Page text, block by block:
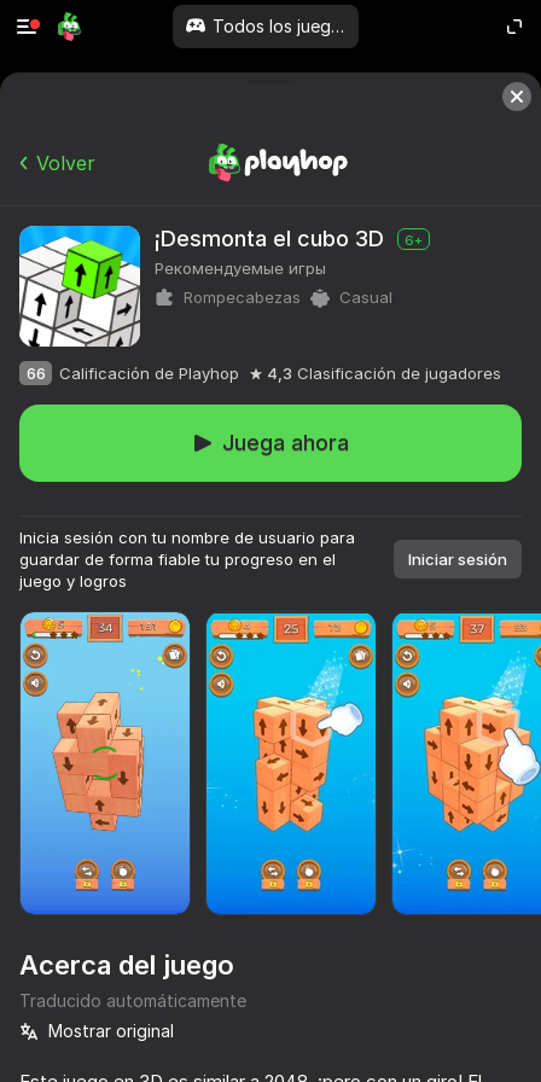
Todos los juegos
89
75
Cargando
Volver
¡Desmonta el cubo 3D 6+
Рекомендуемые игры
Rompecabezas
Casual
66 Calificación de Playhop 4,3 Clasificación de jugadores
Juega ahora
Inicia sesión con tu nombre de usuario para
guardar de forma fiable tu progreso en el
juego y logros
Iniciar sesión
Acerca del juego
Traducido automáticamente
Mostrar original